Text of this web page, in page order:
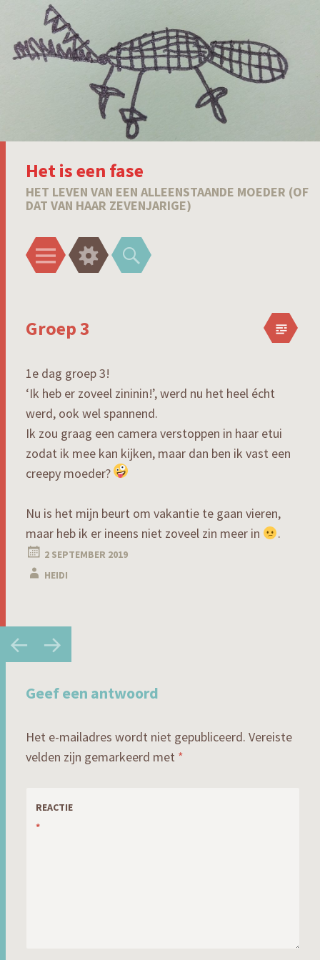
Het is een fase
HET LEVEN VAN EEN ALLEENSTAANDE MOEDER (OF
DAT VAN HAAR ZEVENJARIGE)
Menu Widgets Zoeken
Groep 3
1e dag groep 3!
‘Ik heb er zoveel zininin!’, werd nu het heel écht
werd, ook wel spannend.
Ik zou graag een camera verstoppen in haar etui
zodat ik mee kan kijken, maar dan ben ik vast een
creepy moeder?
Nu is het mijn beurt om vakantie te gaan vieren,
maar heb ik er ineens niet zoveel zin meer in
.
2 SEPTEMBER 2019
HEIDI
Berichtnavigatie
Geef een antwoord
Het e-mailadres wordt niet gepubliceerd. Vereiste
velden zijn gemarkeerd met *
REACTIE
*